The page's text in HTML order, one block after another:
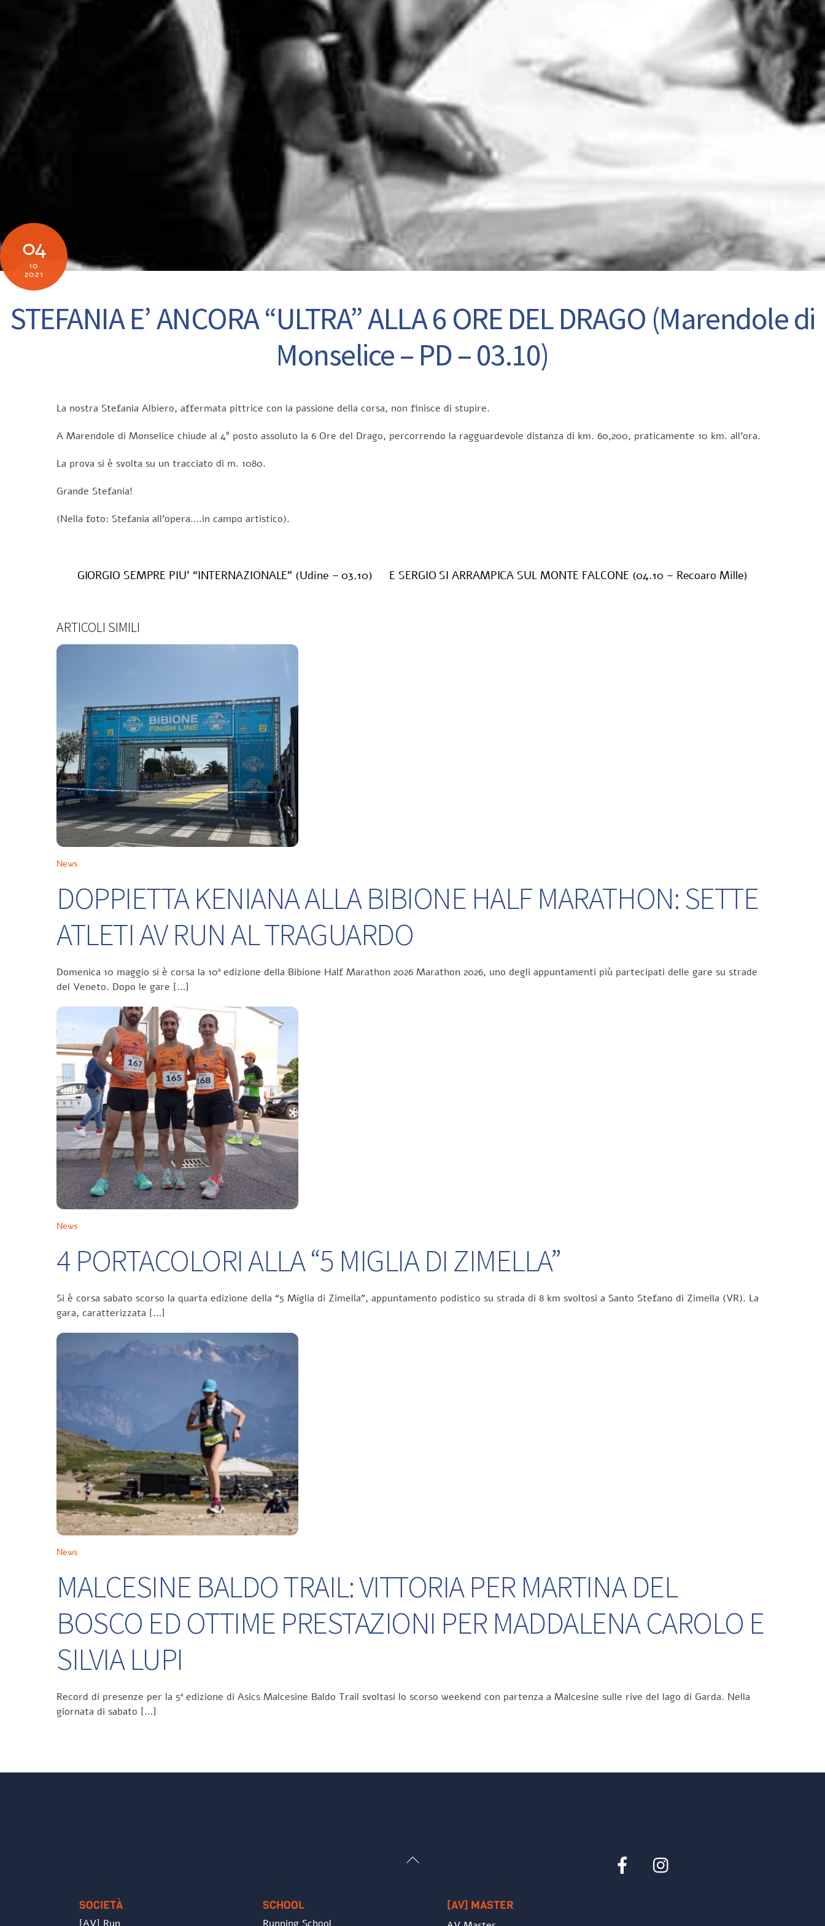
04
10
2021
STEFANIA E’ ANCORA “ULTRA” ALLA 6 ORE DEL DRAGO (Marendole di
Monselice – PD – 03.10)
La nostra Stefania Albiero, affermata pittrice con la passione della corsa, non finisce di stupire.
A Marendole di Monselice chiude al 4° posto assoluto la 6 Ore del Drago, percorrendo la ragguardevole distanza di km. 60,200, praticamente 10 km. all’ora.
La prova si è svolta su un tracciato di m. 1080.
Grande Stefania!
(Nella foto: Stefania all’opera….in campo artistico).
GIORGIO SEMPRE PIU’ “INTERNAZIONALE” (Udine – 03.10) E SERGIO SI ARRAMPICA SUL MONTE FALCONE (04.10 – Recoaro Mille)
ARTICOLI SIMILI
News
DOPPIETTA KENIANA ALLA BIBIONE HALF MARATHON: SETTE
ATLETI AV RUN AL TRAGUARDO
Domenica 10 maggio si è corsa la 10ª edizione della Bibione Half Marathon 2026 Marathon 2026, uno degli appuntamenti più partecipati delle gare su strade
del Veneto. Dopo le gare […]
News
4 PORTACOLORI ALLA “5 MIGLIA DI ZIMELLA”
Si è corsa sabato scorso la quarta edizione della “5 Miglia di Zimella”, appuntamento podistico su strada di 8 km svoltosi a Santo Stefano di Zimella (VR). La
gara, caratterizzata […]
News
MALCESINE BALDO TRAIL: VITTORIA PER MARTINA DEL
BOSCO ED OTTIME PRESTAZIONI PER MADDALENA CAROLO E
SILVIA LUPI
Record di presenze per la 5ª edizione di Asics Malcesine Baldo Trail svoltasi lo scorso weekend con partenza a Malcesine sulle rive del lago di Garda. Nella
giornata di sabato […]
Back
Facebook
SOCIETÀ SCHOOL [AV] MASTER